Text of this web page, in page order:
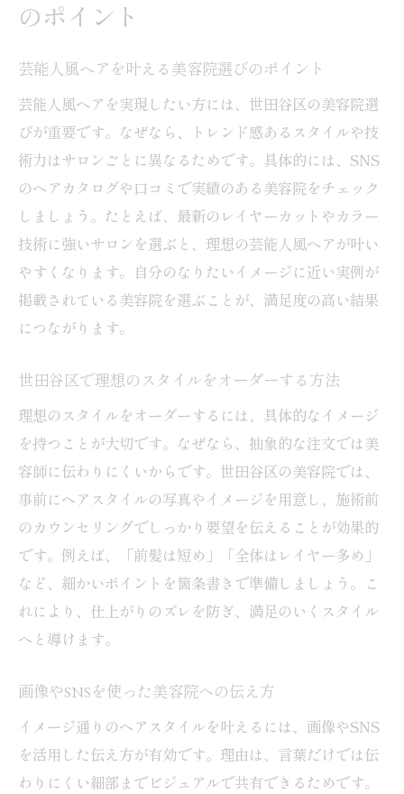
のポイント
芸能人風ヘアを叶える美容院選びのポイント
芸能人風ヘアを実現したい方には、世田谷区の美容院選
びが重要です。なぜなら、トレンド感あるスタイルや技
術力はサロンごとに異なるためです。具体的には、SNS
のヘアカタログや口コミで実績のある美容院をチェック
しましょう。たとえば、最新のレイヤーカットやカラー
技術に強いサロンを選ぶと、理想の芸能人風ヘアが叶い
やすくなります。自分のなりたいイメージに近い実例が
掲載されている美容院を選ぶことが、満足度の高い結果
につながります。
世田谷区で理想のスタイルをオーダーする方法
理想のスタイルをオーダーするには、具体的なイメージ
を持つことが大切です。なぜなら、抽象的な注文では美
容師に伝わりにくいからです。世田谷区の美容院では、
事前にヘアスタイルの写真やイメージを用意し、施術前
のカウンセリングでしっかり要望を伝えることが効果的
です。例えば、「前髪は短め」「全体はレイヤー多め」
など、細かいポイントを箇条書きで準備しましょう。こ
れにより、仕上がりのズレを防ぎ、満足のいくスタイル
へと導けます。
画像やSNSを使った美容院への伝え方
イメージ通りのヘアスタイルを叶えるには、画像やSNS
を活用した伝え方が有効です。理由は、言葉だけでは伝
わりにくい細部までビジュアルで共有できるためです。